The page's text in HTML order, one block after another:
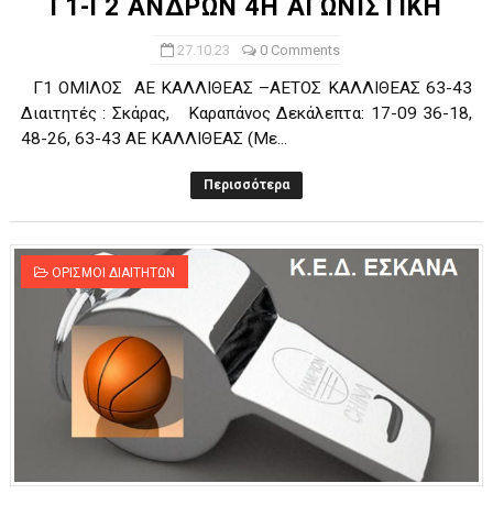
Γ1-Γ2 ΑΝΔΡΩΝ 4Η ΑΓΩΝΙΣΤΙΚΗ
27.10.23 0 Comments
Γ1 ΟΜΙΛΟΣ ΑΕ ΚΑΛΛΙΘΕΑΣ –ΑΕΤΟΣ ΚΑΛΛΙΘΕΑΣ 63-43
Διαιτητές : Σκάρας, Καραπάνος Δεκάλεπτα: 17-09 36-18,
48-26, 63-43 ΑΕ ΚΑΛΛΙΘΕΑΣ (Με...
Περισσότερα
ΟΡΙΣΜΟΙ ΔΙΑΙΤΗΤΩΝ